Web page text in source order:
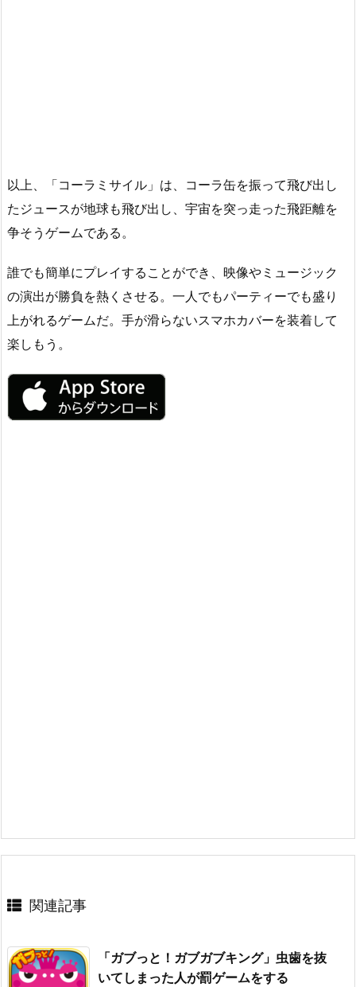
以上、「コーラミサイル」は、コーラ缶を振って飛び出し
たジュースが地球も飛び出し、宇宙を突っ走った飛距離を
争そうゲームである。
誰でも簡単にプレイすることができ、映像やミュージック
の演出が勝負を熱くさせる。一人でもパーティーでも盛り
上がれるゲームだ。手が滑らないスマホカバーを装着して
楽しもう。
関連記事
「ガブっと！ガブガブキング」虫歯を抜
いてしまった人が罰ゲームをする